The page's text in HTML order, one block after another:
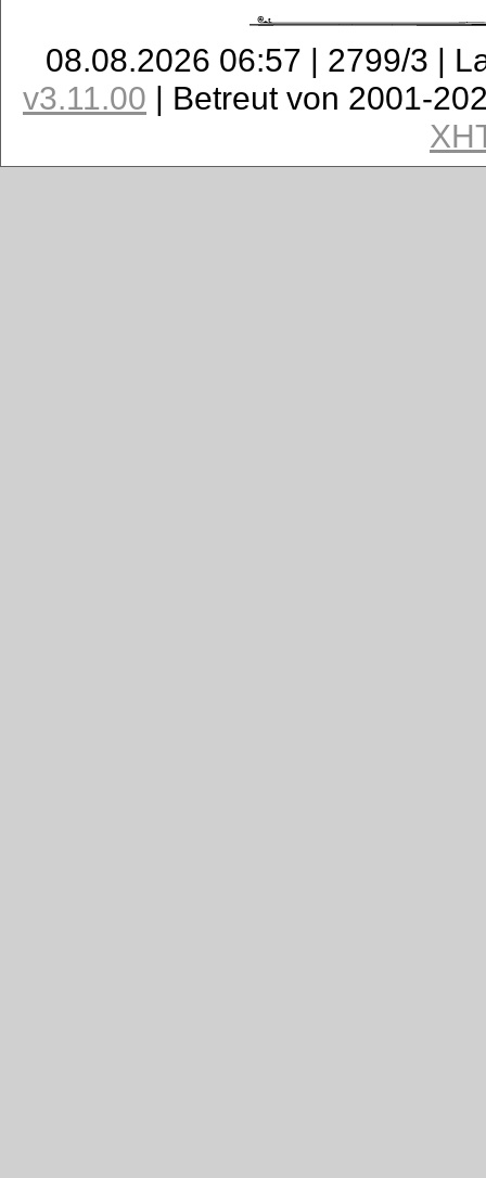
08.08.2026 06:57 | 2799/3 |
v3.11.00 | Betreut von 2001-